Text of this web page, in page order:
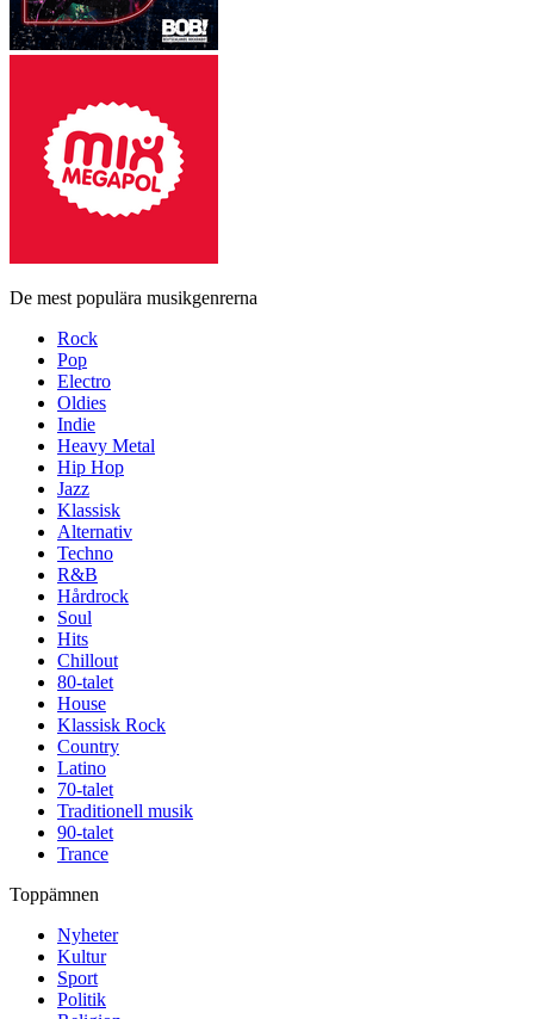
De mest populära musikgenrerna
Rock
Pop
Electro
Oldies
Indie
Heavy Metal
Hip Hop
Jazz
Klassisk
Alternativ
Techno
R&B
Hårdrock
Soul
Hits
Chillout
80-talet
House
Klassisk Rock
Country
Latino
70-talet
Traditionell musik
90-talet
Trance
Toppämnen
Nyheter
Kultur
Sport
Politik